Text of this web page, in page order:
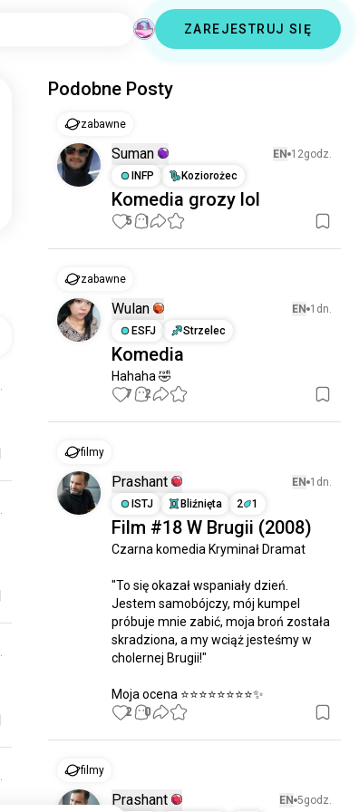
ZAREJESTRUJ SIĘ
Podobne Posty
zabawne
Suman EN 12godz.
INFP
Koziorożec
Komedia grozy lol
5 1
zabawne
Wulan EN 1dn.
ESFJ
Strzelec
Komedia
Hahaha 🤣
7 2
filmy
Prashant EN 1dn.
ISTJ
Bliźnięta 2 1
Film #18 W Brugii (2008)
Czarna komedia Kryminał Dramat
"To się okazał wspaniały dzień.
Jestem samobójczy, mój kumpel
próbuje mnie zabić, moja broń została
skradziona, a my wciąż jesteśmy w
cholernej Brugii!"
Moja ocena ⭐⭐⭐⭐⭐⭐⭐⭐✨
2 0
filmy
Prashant EN 5godz.